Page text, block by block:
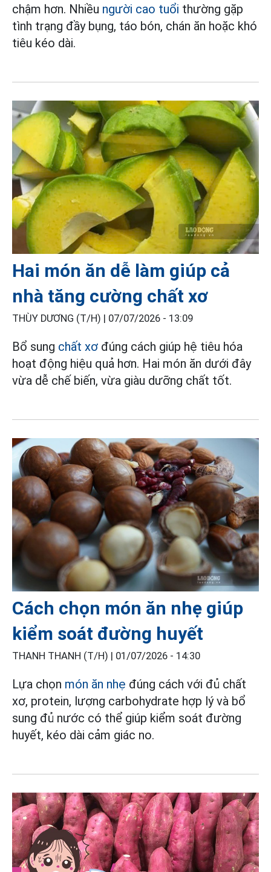
chậm hơn. Nhiều người cao tuổi thường gặp
tình trạng đầy bụng, táo bón, chán ăn hoặc khó
tiêu kéo dài.
Hai món ăn dễ làm giúp cả
nhà tăng cường chất xơ
THÙY DƯƠNG (T/H) | 07/07/2026 - 13:09
Bổ sung chất xơ đúng cách giúp hệ tiêu hóa
hoạt động hiệu quả hơn. Hai món ăn dưới đây
vừa dễ chế biến, vừa giàu dưỡng chất tốt.
Cách chọn món ăn nhẹ giúp
kiểm soát đường huyết
THANH THANH (T/H) | 01/07/2026 - 14:30
Lựa chọn món ăn nhẹ đúng cách với đủ chất
xơ, protein, lượng carbohydrate hợp lý và bổ
sung đủ nước có thể giúp kiểm soát đường
huyết, kéo dài cảm giác no.